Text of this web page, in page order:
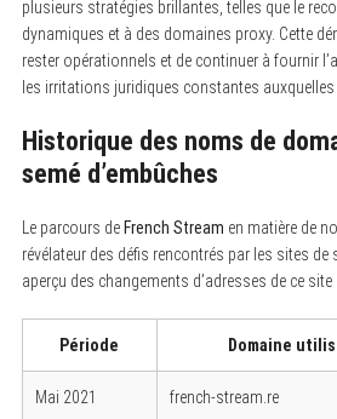
plusieurs stratégies brillantes, telles que le
dynamiques et à des domaines proxy. Cette
rester opérationnels et de continuer à fournir
les irritations juridiques constantes
Historique des noms de
semé d’embûches
Le parcours de French Stream en matière de
révélateur des défis rencontrés par les sites
aperçu des changements d’adresses de ce
Période Domaine
Mai 2021 french-stream.re